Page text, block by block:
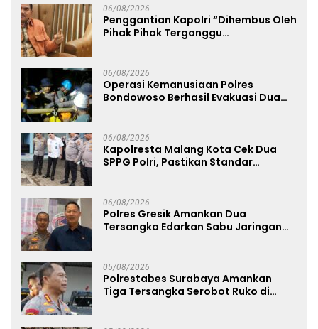
06/08/2026
Penggantian Kapolri “Dihembus Oleh
Pihak Pihak Terganggu
06/08/2026
Operasi Kemanusiaan Polres
Bondowoso Berhasil Evakuasi Dua
06/08/2026
Kapolresta Malang Kota Cek Dua
SPPG Polri, Pastikan Standar
06/08/2026
Polres Gresik Amankan Dua
Tersangka Edarkan Sabu Jaringan
05/08/2026
Polrestabes Surabaya Amankan
Tiga Tersangka Serobot Ruko di